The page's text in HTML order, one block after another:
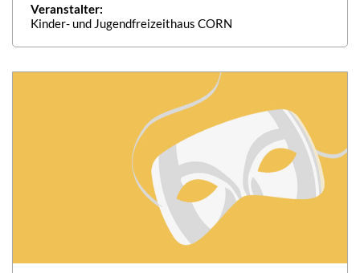
Veranstalter:
Kinder- und Jugendfreizeithaus CORN